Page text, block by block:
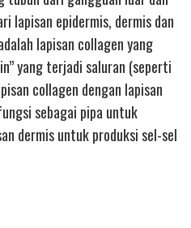
lapisan epidermis, dermis dan
lapisan collagen yang
yang terjadi saluran (seperti
collagen dengan lapisan
sebagai pipa untuk
dermis untuk produksi sel-sel